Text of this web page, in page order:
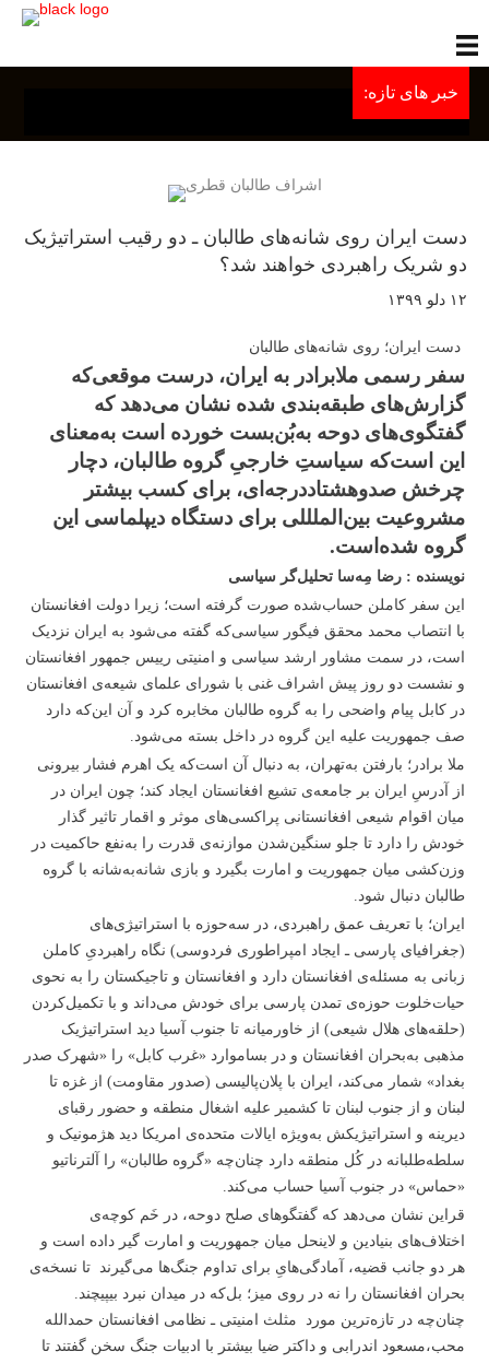
خبر های تازه:
دست ایران روی شانه‌های طالبان ـ دو رقیب استراتیژیک
دو شریک راهبردی خواهند شد؟
۱۲ دلو ۱۳۹۹
دست ایران؛ روی شانه‌های طالبان
سفر رسمی ملابرادر به ایران، درست موقعی‌که
گزارش‌های طبقه‌بندی شده نشان می‌دهد که
گفتگوی‌های دوحه به‌بُن‌بست خورده است به‌معنای
این است‌که سیاستِ خارجیِ گروه طالبان، دچار
چرخش صدوهشتاددرجه‌ای، برای کسب بیشتر
مشروعیت بین‌الملللی برای دستگاه دیپلماسی این
گروه شده‌است.
نویسنده : رضا مِه‌سا تحلیل‌گر سیاسی
این سفر کاملن حساب‌شده صورت گرفته است؛ زیرا دولت افغانستان
با انتصاب محمد محقق فیگور سیاسی‌که گفته می‌شود به ایران نزدیک
است، در سمت مشاور ارشد سیاسی و امنیتی رییس جمهور افغانستان
و نشست دو روز پیش اشراف غنی با شورای علمای شیعه‌ی افغانستان
در کابل پیام واضحی را به گروه طالبان مخابره کرد و آن این‌که دارد
صف جمهوریت علیه این گروه در داخل بسته می‌شود.
ملا برادر؛ بارفتن به‌تهران، به دنبال آن است‌که یک اهرم فشار بیرونی
از آدرسِ ایران بر جامعه‌ی تشیع افغانستان ایجاد کند؛ چون ایران در
میان اقوام شیعی افغانستانی پراکسی‌های موثر و اقمار تاثیر گذار
خودش را دارد تا جلو سنگین‌شدن موازنه‌ی‌ قدرت را به‌نفع حاکمیت در
وزن‌کشی میان جمهوریت و امارت بگیرد و بازی شانه‌به‌شانه با گروه
طالبان دنبال شود.
ایران؛ با تعریف عمق راهبردی، در سه‌حوزه با استراتیژی‌های
(جغرافیای پارسی ـ ایجاد امپراطوری فردوسی) نگاه راهبردیِ کاملن
زبانی به مسئله‌ی افغانستان دارد و افغانستان و تاجیکستان را به نحوی
حیات‌خلوت حوزه‌ی تمدن پارسی برای خودش می‌داند و با تکمیل‌‌کردن
(حلقه‌های هلال شیعی) از خاورمیانه تا جنوب آسیا دید استراتیژیک
مذهبی به‌‌بحران افغانستان و در بساموارد «غرب کابل» را «شهرک صدر
بغداد» شمار می‌کند، ایران با پلان‌پالیسی (صدور مقاومت) از غزه تا
لبنان و از جنوب لبنان تا کشمیر علیه اشغال منطقه و حضور رقبای
دیرینه و استراتیژیکش به‌ویژه ایالات متحده‌ی امریکا دید هژمونیک و
سلطه‌طلبانه در کُل منطقه دارد چنان‌چه «گروه طالبان» را آلترناتیو
«حماس» در جنوب آسیا حساب می‌کند.
قراین نشان می‌دهد که گفتگوهای صلح دوحه، در خَم کوچه‌ی
اختلاف‌های بنیادین و لاینحل میان جمهوریت و امارت گیر داده است و
هر دو جانب قضیه، آمادگی‌هایِ برای تداوم جنگ‌ها می‌گیرند تا نسخه‌ی
بحران افغانستان را نه در روی میز؛ بل‌که در میدان نبرد بیپیچند.
چنان‌چه در تازه‌ترین مورد مثلث امنیتی ـ نظامی افغانستان حمدالله
محب،مسعود اندرابی و داکتر ضیا بیشتر با ادبیات جنگ سخن گفتند تا